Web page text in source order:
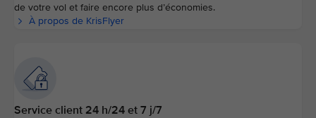
de votre vol et faire encore plus d’économies.
À propos de KrisFlyer
Service client 24 h/24 et 7 j/7